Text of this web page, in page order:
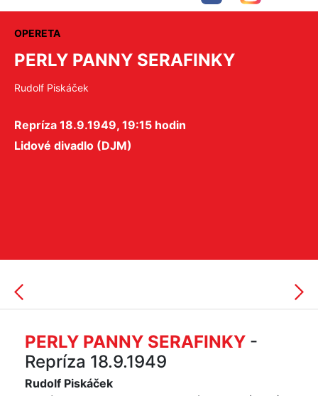
OPERETA
PERLY PANNY SERAFINKY
Rudolf Piskáček
Repríza 18.9.1949, 19:15 hodin
Lidové divadlo (DJM)
PERLY PANNY SERAFINKY -
Repríza 18.9.1949
Rudolf Piskáček